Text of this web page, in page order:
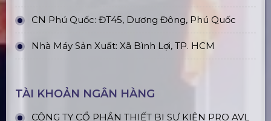
CN Phú Quốc: ĐT45, Dương Đông, Phú Quốc
Nhà Máy Sản Xuất: Xã Bình Lợi, TP. HCM
TÀI KHOẢN NGÂN HÀNG
CÔNG TY CỔ PHẦN THIẾT BỊ SỰ KIỆN PRO AVL